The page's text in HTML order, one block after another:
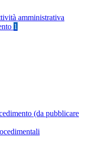
amministrativa
1
(da pubblicare